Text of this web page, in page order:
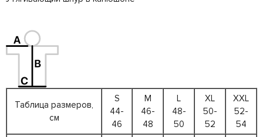
Таблица размеров,
см
S
44-
46
M
46-
48
L
48-
50
XL
50-
52
XXL
52-
54